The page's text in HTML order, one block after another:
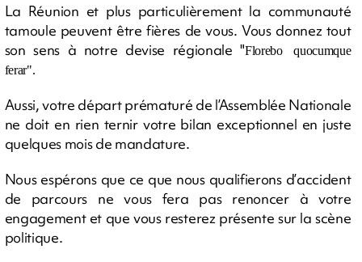
La Réunion et plus particulièrement la communauté
tamoule peuvent être fières de vous. Vous donnez tout
son sens à notre devise régionale "Florebo quocumque
ferar".
Aussi, votre départ prématuré de l’Assemblée Nationale
ne doit en rien ternir votre bilan exceptionnel en juste
quelques mois de mandature.
Nous espérons que ce que nous qualifierons d’accident
de parcours ne vous fera pas renoncer à votre
engagement et que vous resterez présente sur la scène
politique.